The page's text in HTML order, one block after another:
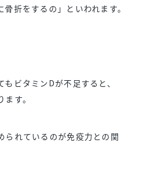
折をするの」といわれます。
ビタミンDが不足すると、
す。
られているのが免疫力との関